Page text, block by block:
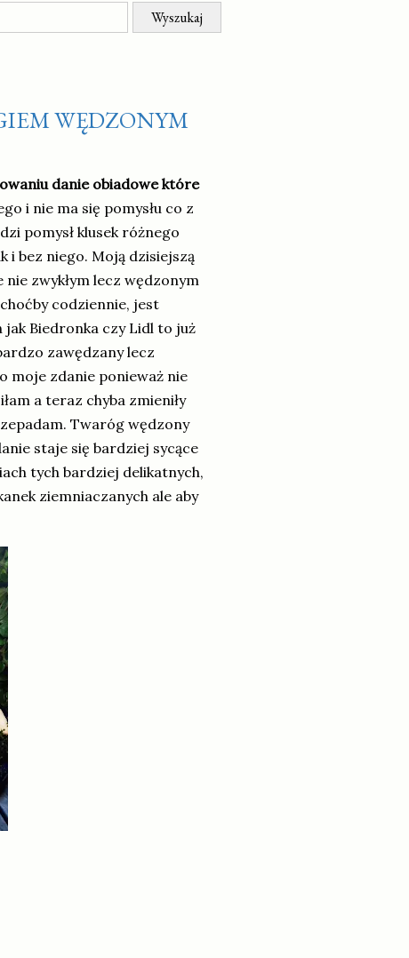
WĘDZONYM
danie obiadowe które
i nie ma się pomysłu co z
pomysł klusek różnego
i bez niego. Moją dzisiejszą
zwykłym lecz wędzonym
codziennie, jest
Biedronka czy Lidl to już
zawędzany lecz
moje zdanie ponieważ nie
a teraz chyba zmieniły
Twaróg wędzony
staje się bardziej sycące
tych bardziej delikatnych,
ziemniaczanych ale aby